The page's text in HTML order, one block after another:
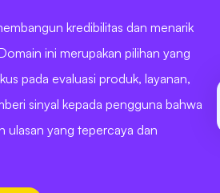
kredibilitas dan menarik
ini merupakan pilihan yang
pada evaluasi produk, layanan,
sinyal kepada pengguna bahwa
ulasan yang tepercaya dan